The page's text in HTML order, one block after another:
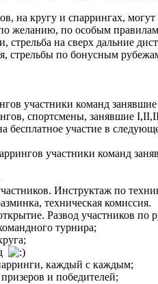
на кругу и спаррингах,
желанию, по особым
стрельба на сверх дальние
стрельбы по бонусным
участники команд
спортсмены, занявшие
бесплатное участие в
участники команд
Инструктаж по
техническая комиссия.
Развод участников по
турнира;
каждый с каждым;
и победителей;